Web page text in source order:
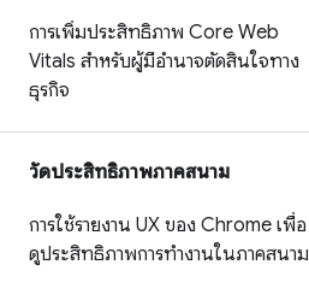
การเพิ่มประสิทธิภาพ Core Web
Vitals สำหรับผู้มีอำนาจตัดสินใจทาง
ธุรกิจ
วัดประสิทธิภาพภาคสนาม
การใช้รายงาน UX ของ Chrome เพื่อ
ดูประสิทธิภาพการทำงานในภาคสนาม